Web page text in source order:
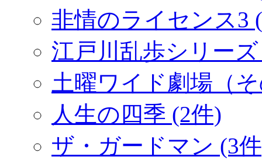
非情のライセンス3
江戸川乱歩シリー
土曜ワイド劇場（
人生の四季 (2件)
ザ・ガードマン (3